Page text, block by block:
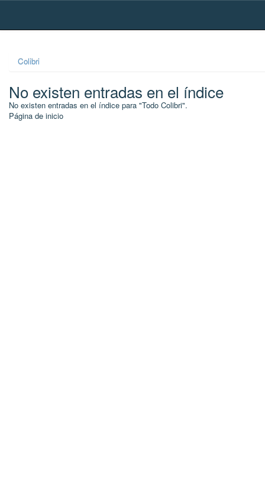
Skip
Colibri
No existen entradas en el índice
No existen entradas en el índice para "Todo Colibri".
Página de inicio